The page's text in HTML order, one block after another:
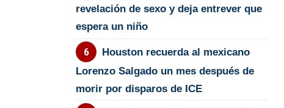
revelación de sexo y deja entrever que
espera un niño
Houston recuerda al mexicano
Lorenzo Salgado un mes después de
morir por disparos de ICE